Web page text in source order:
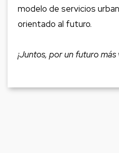
modelo de servicios
orientado al futuro.
¡Juntos, por un futuro más